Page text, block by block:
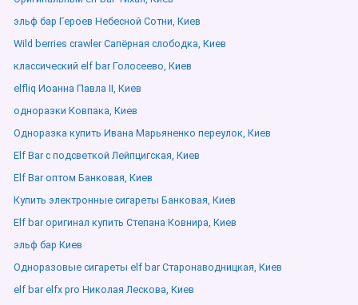
эльф бар Героев Небесной Сотни, Киев
Wild berries crawler Сапёрная слободка, Киев
классический elf bar Голосеево, Киев
elfliq Иоанна Павла ІІ, Киев
одноразки Ковпака, Киев
Одноразка купить Ивана Марьяненко переулок, Киев
Elf Bar с подсветкой Лейпцигская, Киев
Elf Bar оптом Банковая, Киев
Купить электронные сигареты Банковая, Киев
Elf bar оригинал купить Степана Ковнира, Киев
эльф бар Киев
Одноразовые сигареты elf bar Старонаводницкая, Киев
elf bar elfx pro Николая Лескова, Киев